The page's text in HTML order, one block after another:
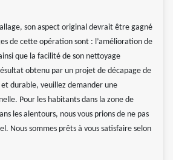
son aspect original devrait être gagné
de cette opération sont : l’amélioration de
que la facilité de son nettoyage
obtenu par un projet de décapage de
durable, veuillez demander une
Pour les habitants dans la zone de
les alentours, nous vous prions de ne pas
Nous sommes prêts à vous satisfaire selon